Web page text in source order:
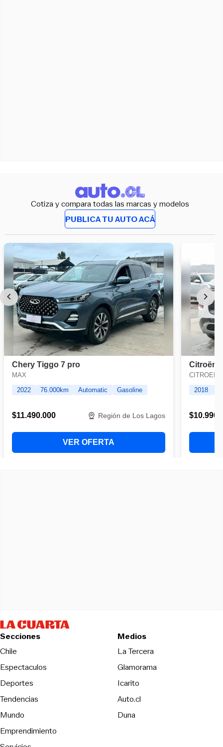
Cotiza y compara todas las marcas y modelos
PUBLICA TU AUTO ACÁ
Secciones
Chile
Espectaculos
Deportes
Tendencias
Mundo
Emprendimiento
Medios
La TerceraOpens in new
Glamorama
Icarito
Auto.cl
DunaOpens in new window